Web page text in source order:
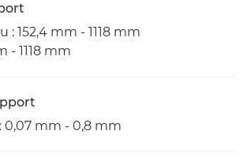
: 152,4 mm - 1118 mm
- 1118 mm
0,07 mm - 0,8 mm